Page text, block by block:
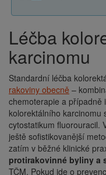
Léčba kolorektálního
karcinomu
Standardní léčba
rakoviny obecně –
chemoterapie a případně
kolorektálního karcinomu
cytostatikum fluorouracil.
ještě sofistikovanější
zatím v běžné klinické
protirakovinné byliny a
TČM. Pokud jde o